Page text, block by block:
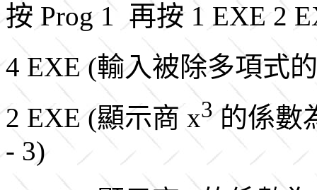
按 Prog 1 再按 1 EXE 2
4 EXE (輸入被除多項式
2 EXE (顯示商 x3的係數
- 3)